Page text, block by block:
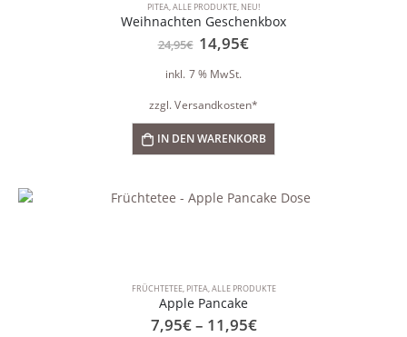
PITEA,ALLE PRODUKTE, NEU!
Weihnachten Geschenkbox
24,95€ Ursprünglicher
Preis
war:
14,95€Aktueller
inkl. 7 % MwSt.
zzgl.Versandkosten*
IN DEN WARENKORB
FRÜCHTETEE, PITEA,ALLE PRODUKTE
Apple Pancake
7,95€– 11,95€